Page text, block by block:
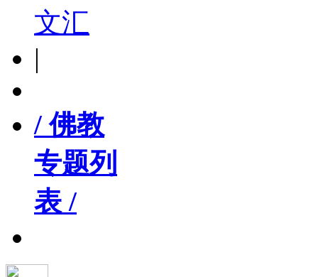
文汇
|
/ 佛教
专题列
表 /